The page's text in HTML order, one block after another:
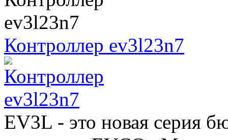
Контроллер ev3l23n7
EV3L - это новая серия